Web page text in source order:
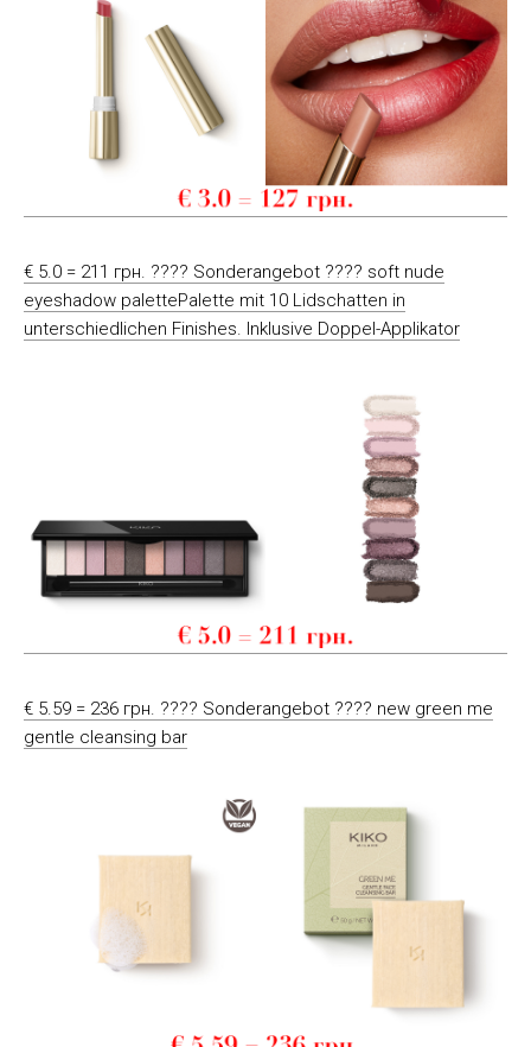
€ 5.0 = 211 грн. ???? Sonderangebot ???? soft nude
eyeshadow palettePalette mit 10 Lidschatten in
unterschiedlichen Finishes. Inklusive Doppel-Applikator
€ 5.59 = 236 грн. ???? Sonderangebot ???? new green me
gentle cleansing bar